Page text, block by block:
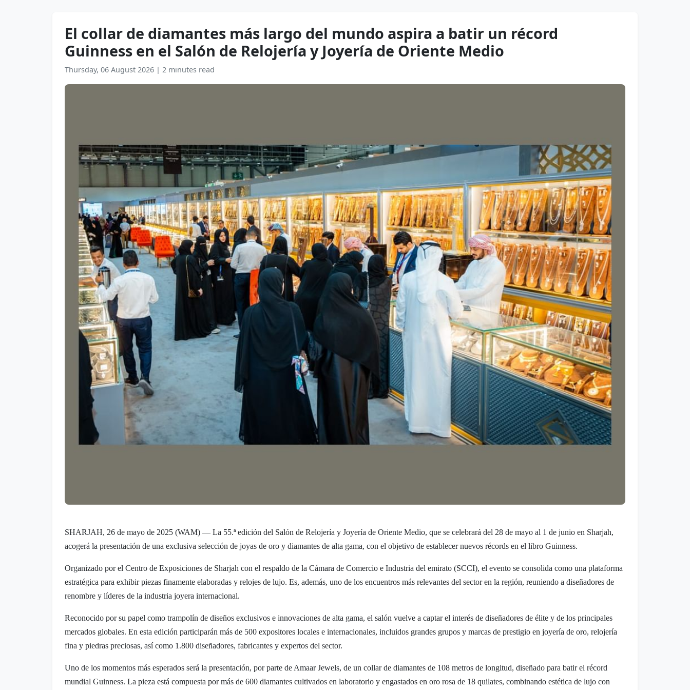
El collar de diamantes más largo del mundo aspira a batir un récord
Guinness en el Salón de Relojería y Joyería de Oriente Medio
Thursday, 06 August 2026 | 2 minutes read
SHARJAH, 26 de mayo de 2025 (WAM) — La 55.ª edición del Salón de Relojería y Joyería de Oriente Medio, que se celebrará del 28 de mayo al 1 de junio en Sharjah,
acogerá la presentación de una exclusiva selección de joyas de oro y diamantes de alta gama, con el objetivo de establecer nuevos récords en el libro Guinness.
Organizado por el Centro de Exposiciones de Sharjah con el respaldo de la Cámara de Comercio e Industria del emirato (SCCI), el evento se consolida como una plataforma
estratégica para exhibir piezas finamente elaboradas y relojes de lujo. Es, además, uno de los encuentros más relevantes del sector en la región, reuniendo a diseñadores de
renombre y líderes de la industria joyera internacional.
Reconocido por su papel como trampolín de diseños exclusivos e innovaciones de alta gama, el salón vuelve a captar el interés de diseñadores de élite y de los principales
mercados globales. En esta edición participarán más de 500 expositores locales e internacionales, incluidos grandes grupos y marcas de prestigio en joyería de oro, relojería
fina y piedras preciosas, así como 1.800 diseñadores, fabricantes y expertos del sector.
Uno de los momentos más esperados será la presentación, por parte de Amaar Jewels, de un collar de diamantes de 108 metros de longitud, diseñado para batir el récord
mundial Guinness. La pieza está compuesta por más de 600 diamantes cultivados en laboratorio y engastados en oro rosa de 18 quilates, combinando estética de lujo con